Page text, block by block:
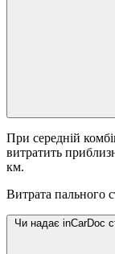
При середній
витратить
км.
Витрата пального
Чи надає inCarDoc